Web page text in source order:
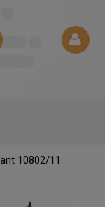
10802/11